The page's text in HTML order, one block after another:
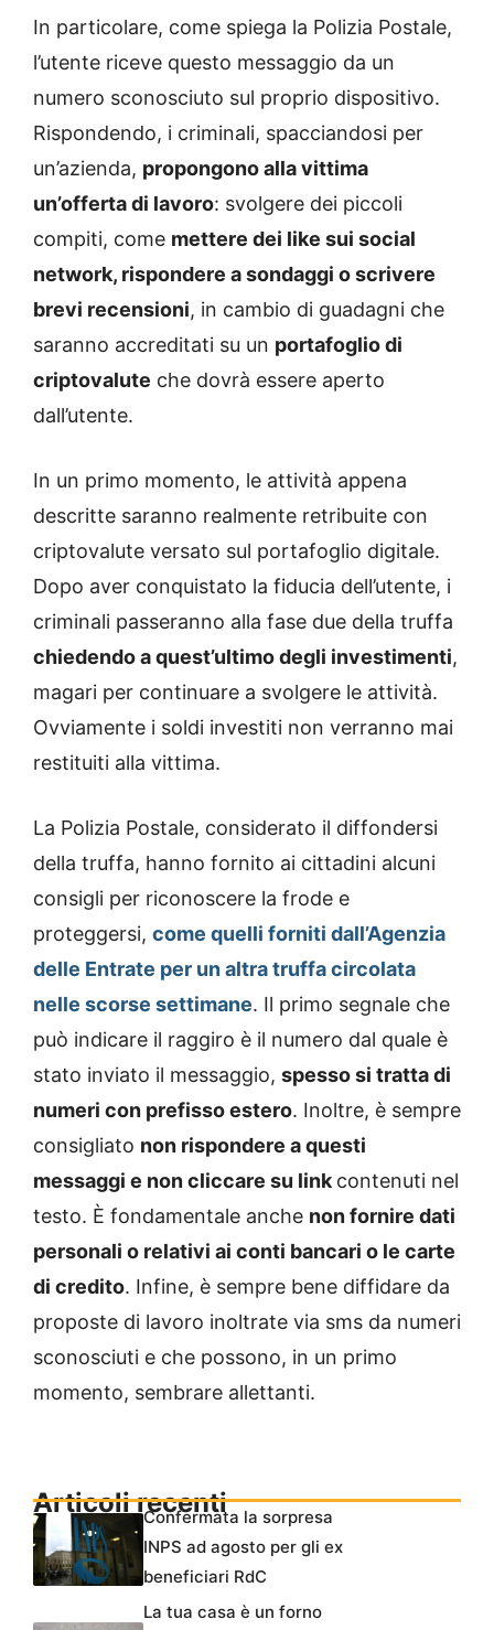
In particolare, come spiega la Polizia Postale,
l’utente riceve questo messaggio da un
numero sconosciuto sul proprio dispositivo.
Rispondendo, i criminali, spacciandosi per
un’azienda, propongono alla vittima
un’offerta di lavoro: svolgere dei piccoli
compiti, come mettere dei like sui social
network, rispondere a sondaggi o scrivere
brevi recensioni, in cambio di guadagni che
saranno accreditati su un portafoglio di
criptovalute che dovrà essere aperto
dall’utente.
In un primo momento, le attività appena
descritte saranno realmente retribuite con
criptovalute versato sul portafoglio digitale.
Dopo aver conquistato la fiducia dell’utente, i
criminali passeranno alla fase due della truffa
chiedendo a quest’ultimo degli investimenti,
magari per continuare a svolgere le attività.
Ovviamente i soldi investiti non verranno mai
restituiti alla vittima.
La Polizia Postale, considerato il diffondersi
della truffa, hanno fornito ai cittadini alcuni
consigli per riconoscere la frode e
proteggersi, come quelli forniti dall’Agenzia
delle Entrate per un altra truffa circolata
nelle scorse settimane. Il primo segnale che
può indicare il raggiro è il numero dal quale è
stato inviato il messaggio, spesso si tratta di
numeri con prefisso estero. Inoltre, è sempre
consigliato non rispondere a questi
messaggi e non cliccare su link contenuti nel
testo. È fondamentale anche non fornire dati
personali o relativi ai conti bancari o le carte
di credito. Infine, è sempre bene diffidare da
proposte di lavoro inoltrate via sms da numeri
sconosciuti e che possono, in un primo
momento, sembrare allettanti.
Articoli recentiConfermata la sorpresa
INPS ad agosto per gli ex
beneficiari RdC
La tua casa è un forno